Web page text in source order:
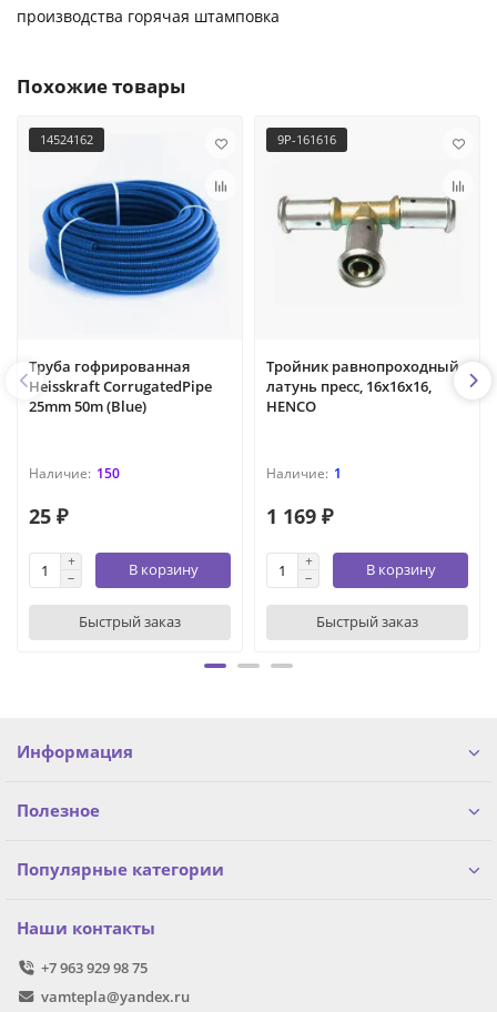
производства горячая штамповка
Похожие товары
14524162
Труба гофрированная
Heisskraft CorrugatedPipe
25mm 50m (Blue)
150
25 ₽
В корзину
Быстрый заказ
9P-161616
Тройник равнопроходный,
латунь пресс, 16x16x16,
HENCO
1
1 169 ₽
В корзину
Быстрый заказ
Информация
Полезное
Популярные категории
Наши контакты
+7 963 929 98 75
vamtepla@yandex.ru